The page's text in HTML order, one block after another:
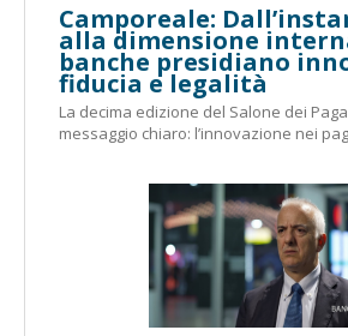
Camporeale:
alla dimensione
banche presidiano
fiducia e legalità
La decima edizione del Salone dei
messaggio chiaro: l’innovazione nei